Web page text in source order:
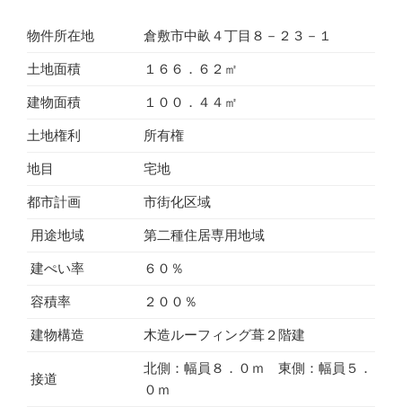
物件所在地 倉敷市中畝４丁目８－２３－１
土地面積 １６６．６２㎡
建物面積 １００．４４㎡
土地権利 所有権
地目 宅地
都市計画 市街化区域
用途地域 第二種住居専用地域
建ぺい率 ６０％
容積率 ２００％
建物構造 木造ルーフィング葺２階建
接道
北側：幅員８．０ｍ 東側：幅員５．
０ｍ